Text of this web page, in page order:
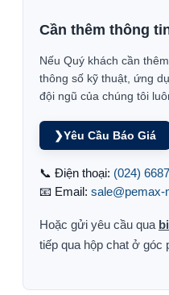
Cần thêm thông
Nếu Quý khách cần
thông số kỹ thuật, ứng
đội ngũ của chúng tôi
❯Yêu Cầu Báo Giá
📞 Điện thoại: (024)
📧 Email: sale@pemax-
Hoặc gửi yêu cầu qua
tiếp qua hộp chat ở góc